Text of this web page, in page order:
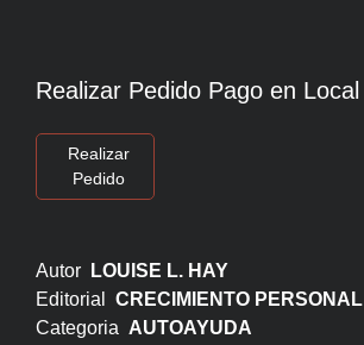
Realizar Pedido Pago en Local
Realizar
Pedido
Autor
LOUISE L. HAY
Editorial CRECIMIENTO PERSONAL
Categoria AUTOAYUDA